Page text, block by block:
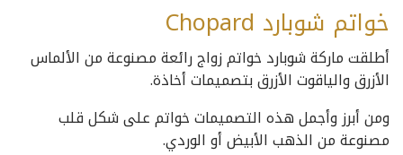
خواتم شوبارد Chopard
أطلقت ماركة شوبارد خواتم زواج رائعة مصنوعة من الألماس
الأزرق والياقوت الأزرق بتصميمات أخاذة.
ومن أبرز وأجمل هذه التصميمات خواتم على شكل قلب
مصنوعة من الذهب الأبيض أو الوردي.